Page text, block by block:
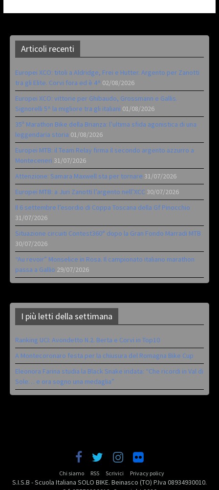
Articoli recenti
Europei XCO: titoli a Aldridge, Frei e Hutter. Argento per Zanotti
tra gli Elite. Corvi fora ed è 4^ 02/08/2026
Europei XCO: vittorie per Ghibaudo, Grossmann e Gallis.
Signorelli 5^ la migliore tra gli italiani 01/08/2026
35ª Marathon Bike della Brianza: l’ultima sfida agonistica di una
leggendaria storia 01/08/2026
Europei MTB: il Team Relay firma il secondo argento azzurro a
Monteceneri 31/07/2026
Attenzione: Samara Maxwell sta per tornare 31/07/2026
Europei MTB: a Juri Zanotti l’argento nell’XCC 30/07/2026
Il 6 settembre l’esordio di Coppa Toscana della Gf Pinocchio
31/07/2026
Situazione circuiti Contest360° dopo la Gran Fondo Marradi MTB
30/07/2026
“Au revoir” Monselice in Rosa. Il campionato italiano marathon
passa a Gallio 29/07/2026
I più letti della settimana
Ranking UCI: Avondetto N.2. Berta e Corvi in Top10
A Montecoronaro festa per la chiusura del Romagna Bike Cup
Eleonora Farina studia la Black Snake iridata: “Che ricordi in Val di
Sole… e ora sogno una medaglia”
Chi siamo RSS Scrivici Privacy policy
S.I.S.B - Scuola Italiana SOLO BIKE. Beinasco (TO) P.Iva 08934930010.